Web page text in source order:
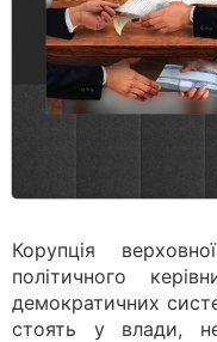
Корупція
політичного
демократичних
стоять у влади,